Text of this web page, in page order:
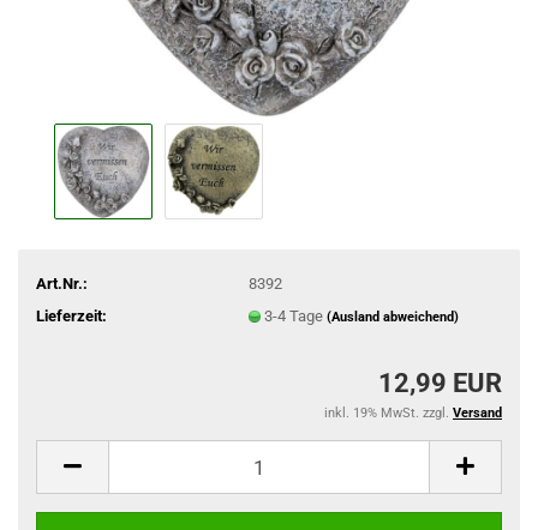
Art.Nr.:
8392
Lieferzeit:
3-4 Tage (Ausland abweichend)
12,99 EUR
inkl. 19% MwSt. zzgl. Versand